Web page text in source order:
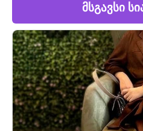
მსგავსი